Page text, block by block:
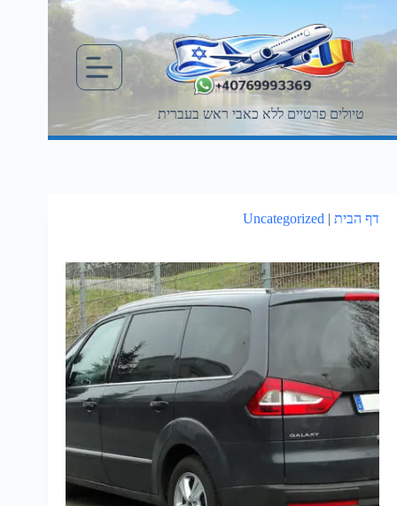
content
טיולים פרטיים ללא כאבי ראש בעברית
דף הבית |
Uncategorized